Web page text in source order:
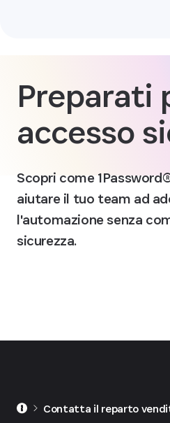
Preparati
accesso
Scopri come
aiutare il tuo team ad
l'automazione senza
sicurezza.
Contatta il reparto